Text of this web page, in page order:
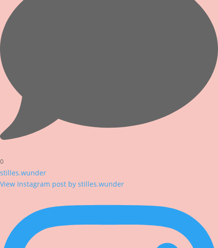
0
stilles.wunder
View Instagram post by stilles.wunder